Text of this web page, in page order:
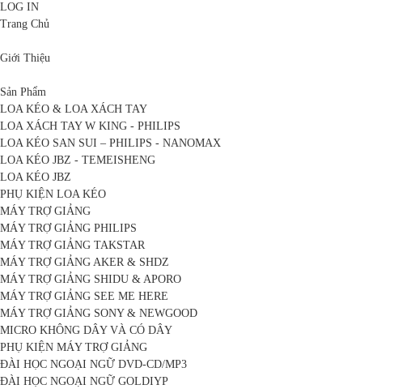
LOG IN
Trang Chủ
Giới Thiệu
Sản Phẩm
LOA KÉO & LOA XÁCH TAY
LOA XÁCH TAY W KING - PHILIPS
LOA KÉO SAN SUI – PHILIPS - NANOMAX
LOA KÉO JBZ - TEMEISHENG
LOA KÉO JBZ
PHỤ KIỆN LOA KÉO
MÁY TRỢ GIẢNG
MÁY TRỢ GIẢNG PHILIPS
MÁY TRỢ GIẢNG TAKSTAR
MÁY TRỢ GIẢNG AKER & SHDZ
MÁY TRỢ GIẢNG SHIDU & APORO
MÁY TRỢ GIẢNG SEE ME HERE
MÁY TRỢ GIẢNG SONY & NEWGOOD
MICRO KHÔNG DÂY VÀ CÓ DÂY
PHỤ KIỆN MÁY TRỢ GIẢNG
ĐÀI HỌC NGOẠI NGỮ DVD-CD/MP3
ĐÀI HỌC NGOẠI NGỮ GOLDIYP